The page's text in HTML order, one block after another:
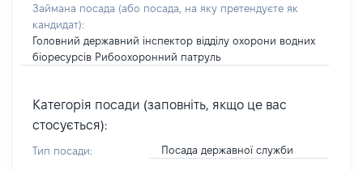
Займана посада (або посада, на яку претендуєте як
кандидат):
Головний державний інспектор відділу охорони водних
біоресурсів Рибоохоронний патруль
Категорія посади (заповніть, якщо це вас
стосується):
Тип посади: Посада державної служби